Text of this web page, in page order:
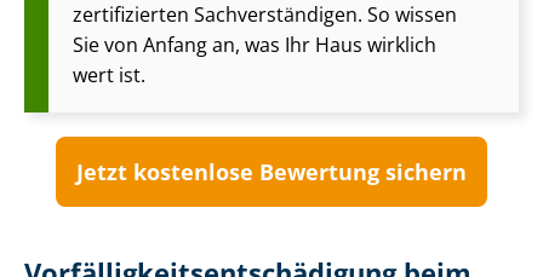
zertifizierten Sach­ver­stän­di­gen. So wissen
Sie von Anfang an, was Ihr Haus wirklich
wert ist.
Jetzt kostenlose Bewertung sichern